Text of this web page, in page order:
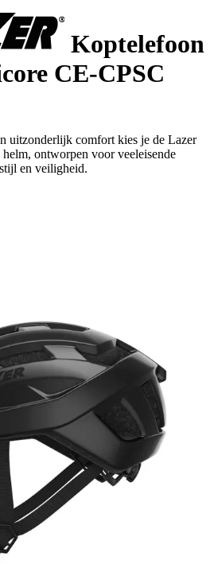
Koptelefoon
CE-CPSC
uitzonderlijk comfort kies je de Lazer
ontworpen voor veeleisende
en veiligheid.